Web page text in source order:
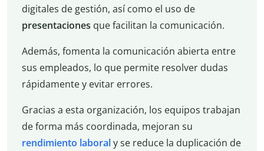
digitales de gestión, así como el uso de
presentaciones que facilitan la comunicación.
Además, fomenta la comunicación abierta entre
sus empleados, lo que permite resolver dudas
rápidamente y evitar errores.
Gracias a esta organización, los equipos trabajan
de forma más coordinada, mejoran su
rendimiento laboraly se reduce la duplicación de